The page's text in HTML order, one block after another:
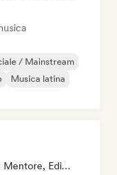
/ Mainstream
Musica latina
Booker, Etichetta, Manager, Mentore, Editore